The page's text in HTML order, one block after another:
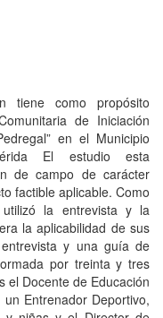
tiene como propósito
de Iniciación
en el Municipio
El estudio esta
de campo de carácter
factible aplicable. Como
la entrevista y la
la aplicabilidad de sus
y una guía de
por treinta y tres
el Docente de Educación
Entrenador Deportivo,